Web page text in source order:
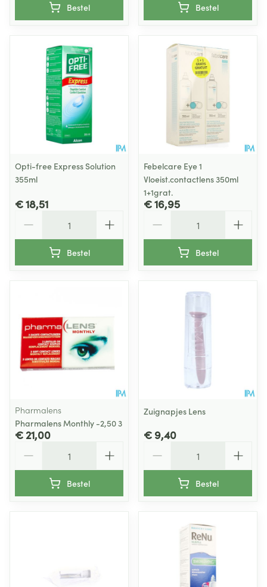
Bestel Bestel
Opti-free Express Solution
355ml
€ 18,51
Bestel
Febelcare Eye 1
Vloeist.contactlens 350ml
1+1grat.
€ 16,95
Bestel
Pharmalens
Pharmalens Monthly -2,50 3
€ 21,00
Bestel
Zuignapjes Lens
€ 9,40
Bestel